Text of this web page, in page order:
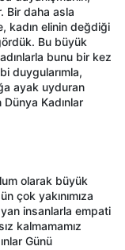
Bir daha asla
kadın elinin değdiği
Bu büyük
bunu bir kez
duygularımla,
ayak uyduran
Dünya Kadınlar
olarak büyük
çok yakınımıza
insanlarla empati
kalmamamız
Günü